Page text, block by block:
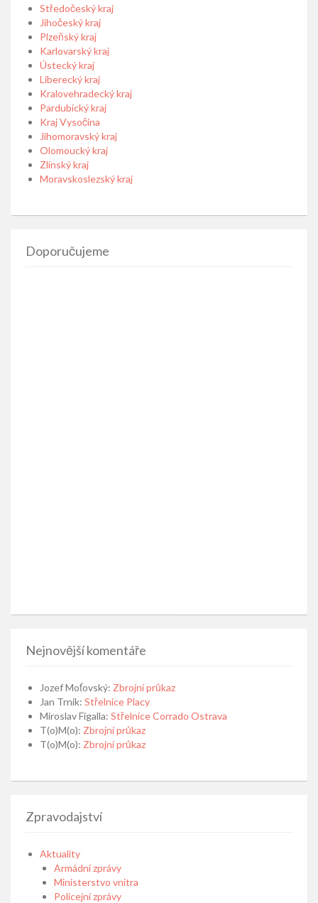
Středočeský kraj
Jihočeský kraj
Plzeňský kraj
Karlovarský kraj
Ústecký kraj
Liberecký kraj
Kralovehradecký kraj
Pardubický kraj
Kraj Vysočina
Jihomoravský kraj
Olomoucký kraj
Zlínský kraj
Moravskoslezský kraj
Doporučujeme
Nejnovější komentáře
Jozef Moťovský: Zbrojní průkaz
Jan Trnik: Střelnice Placy
Miroslav Figalla: Střelnice Corrado Ostrava
T(o)M(o): Zbrojní průkaz
T(o)M(o): Zbrojní průkaz
Zpravodajství
Aktuality
Armádní zprávy
Ministerstvo vnitra
Policejní zprávy